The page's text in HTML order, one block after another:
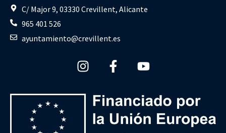
C/ Major 9, 03330 Crevillent, Alicante
965 401 526
ayuntamiento@crevillent.es